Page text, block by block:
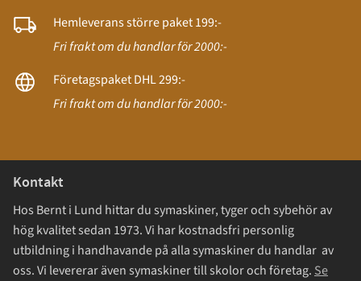
Hemleverans större paket 199:-
Fri frakt om du handlar för 2000:-
Företagspaket DHL 299:-
Fri frakt om du handlar för 2000:-
Kontakt
Hos Bernt i Lund hittar du symaskiner, tyger och sybehör av
hög kvalitet sedan 1973. Vi har kostnadsfri personlig
utbildning i handhavande på alla symaskiner du handlar av
oss. Vi levererar även symaskiner till skolor och företag. Se